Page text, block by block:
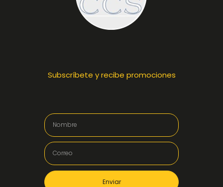
Subscríbete y recibe promociones
Enviar